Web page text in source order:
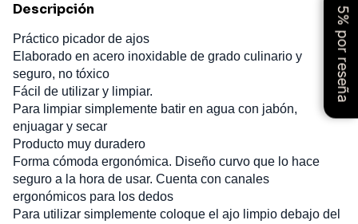
Descripción
Práctico picador de ajos
Elaborado en acero inoxidable de grado culinario y
seguro, no tóxico
Fácil de utilizar y limpiar.
Para limpiar simplemente batir en agua con jabón,
enjuagar y secar
Producto muy duradero
Forma cómoda ergonómica. Diseño curvo que lo hace
seguro a la hora de usar. Cuenta con canales
ergonómicos para los dedos
Para utilizar simplemente coloque el ajo limpio debajo del
5% por reseña